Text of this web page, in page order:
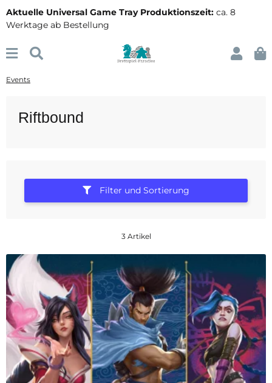
Aktuelle Universal Game Tray Produktionszeit: ca. 8
Werktage ab Bestellung
Events
Riftbound
Filter und Sortierung
3 Artikel